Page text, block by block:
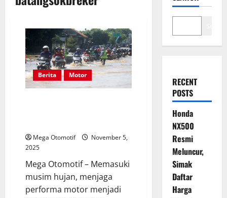
Berita Motor
Mega Otomotif
November 5,
2025
Mega Otomotif – Memasuki
musim hujan, menjaga
performa motor menjadi
RECENT
POSTS
Honda
NX500
Resmi
Meluncur,
Simak
Daftar
Harga